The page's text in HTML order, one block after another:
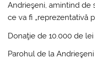
Andrieşeni, amintind de
ce va fi „reprezentativă
Donaţie de 10.000 de
Parohul de la